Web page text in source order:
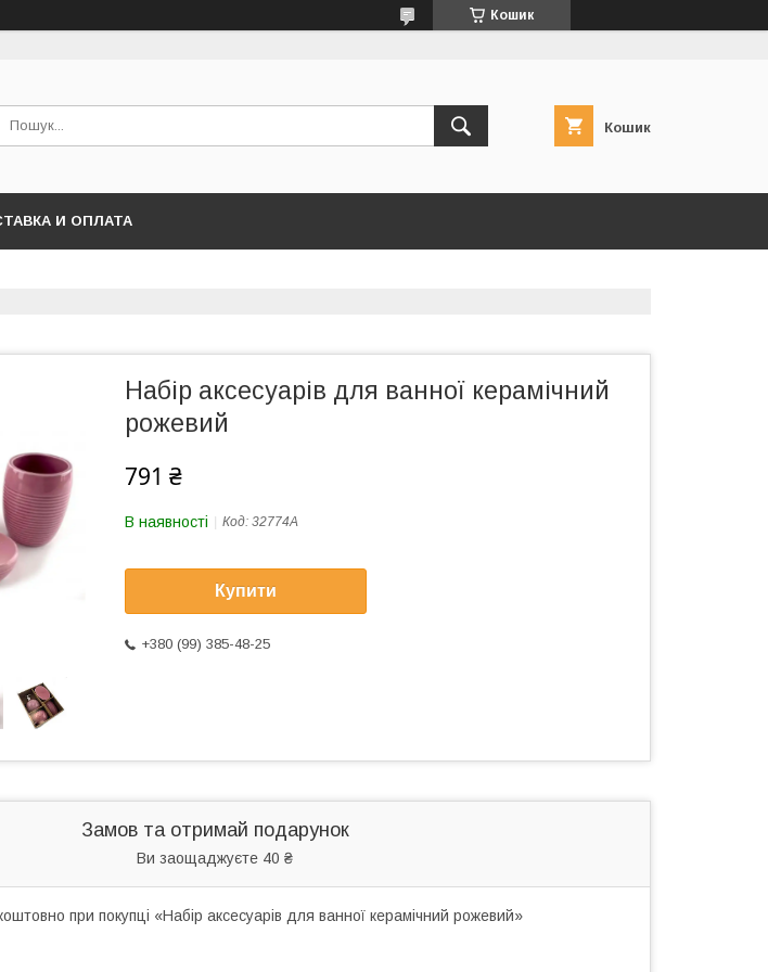
Кошик
Кошик
И ОПЛАТА
Набір аксесуарів для ванної керамічний
рожевий
791 ₴
В наявності Код: 32774A
Купити
+380 (99) 385-48-25
Замов та отримай подарунок
Ви заощаджуєте 40 ₴
при покупці «Набір аксесуарів для ванної керамічний рожевий»